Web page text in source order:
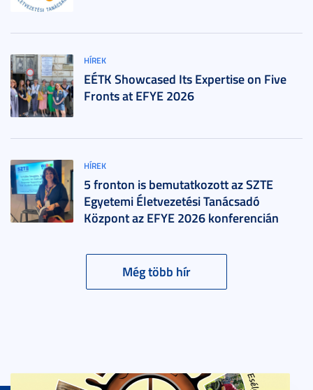
HÍREK
EÉTK Showcased Its Expertise on Five
Fronts at EFYE 2026
HÍREK
5 fronton is bemutatkozott az SZTE
Egyetemi Életvezetési Tanácsadó
Központ az EFYE 2026 konferencián
Még több hír